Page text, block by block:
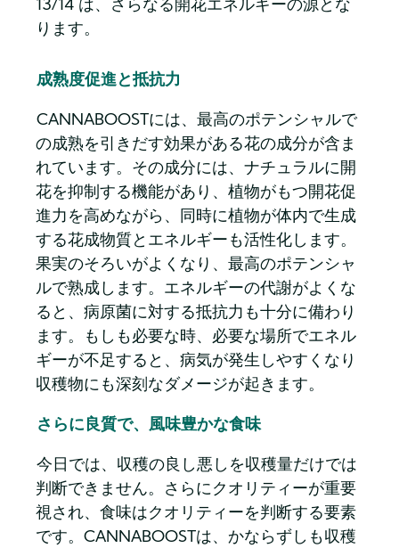
13/14 は、さらなる開花エネルギーの源とな
ります。
成熟度促進と抵抗力
CANNABOOSTには、最高のポテンシャルで
の成熟を引きだす効果がある花の成分が含ま
れています。その成分には、ナチュラルに開
花を抑制する機能があり、植物がもつ開花促
進力を高めながら、同時に植物が体内で生成
する花成物質とエネルギーも活性化します。
果実のそろいがよくなり、最高のポテンシャ
ルで熟成します。エネルギーの代謝がよくな
ると、病原菌に対する抵抗力も十分に備わり
ます。もしも必要な時、必要な場所でエネル
ギーが不足すると、病気が発生しやすくなり
収穫物にも深刻なダメージが起きます。
さらに良質で、風味豊かな食味
今日では、収穫の良し悪しを収穫量だけでは
判断できません。さらにクオリティーが重要
視され、食味はクオリティーを判断する要素
です。CANNABOOSTは、かならずしも収穫